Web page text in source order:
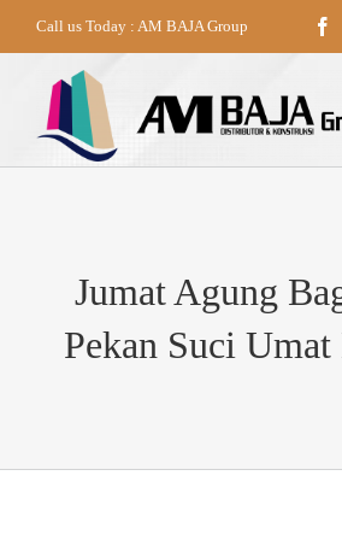
Call us Today : AM BAJA Group
TENTANG
LAYANAN
Jumat Agung
Pekan Suci